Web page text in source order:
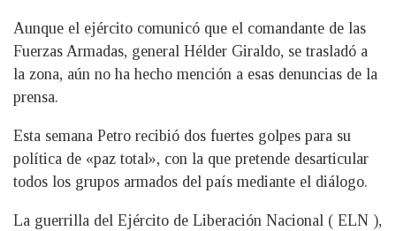
Aunque el ejército comunicó que el comandante de las
Fuerzas Armadas, general Hélder Giraldo, se trasladó a
la zona, aún no ha hecho mención a esas denuncias de la
prensa.
Esta semana Petro recibió dos fuertes golpes para su
política de «paz total», con la que pretende desarticular
todos los grupos armados del país mediante el diálogo.
La guerrilla del Ejército de Liberación Nacional ( ELN ),